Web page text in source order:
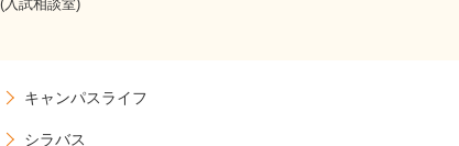
入試相談室)
キャンパスライフ
シラバス